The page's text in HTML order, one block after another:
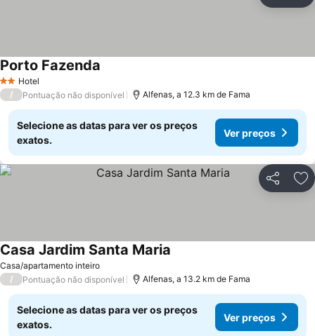
2 Estrelas
Hotel
Porto Fazenda
/ Pontuação não disponível Alfenas, a 12.3 km de Fama
Selecione as datas para ver os preços
exatos.
Ver preços
Partilhar
Casa/apartamento inteiro
Casa Jardim Santa Maria
/ Pontuação não disponível Alfenas, a 13.2 km de Fama
Selecione as datas para ver os preços
exatos.
Ver preços